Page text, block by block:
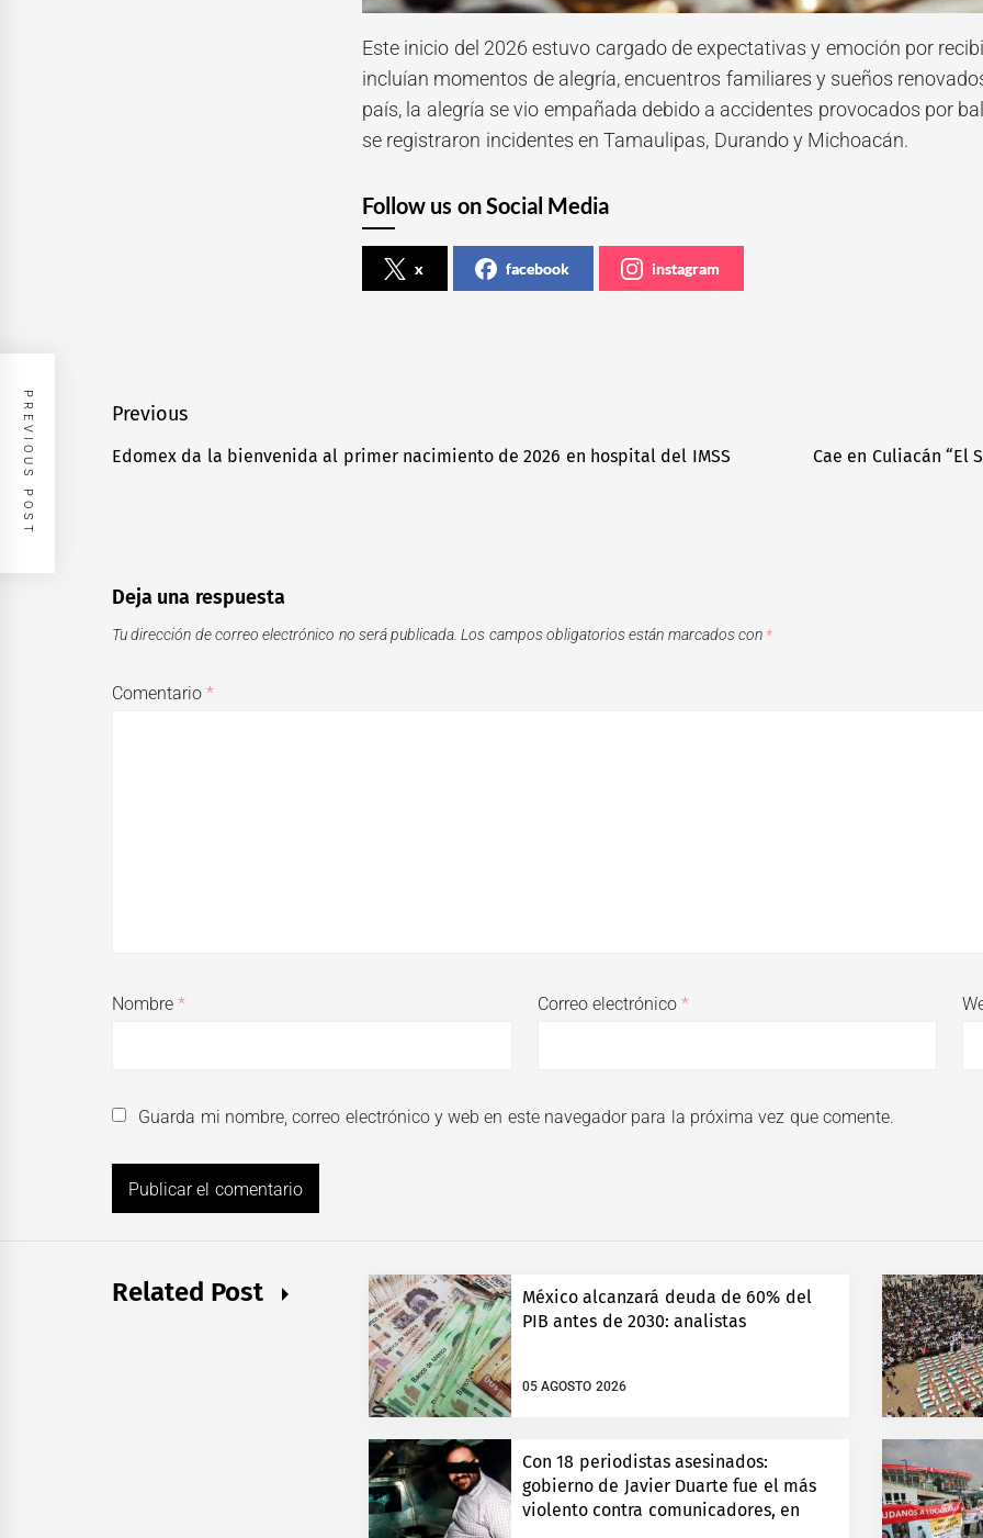
Este inicio del 2026 estuvo cargado de expectativas y emoción por
incluían momentos de alegría, encuentros familiares y sueños
país, la alegría se vio empañada debido a accidentes provocados por
se registraron incidentes en Tamaulipas, Durando y Michoacán.
Follow us on Social Media
x facebook instagram
Navegación
de
Previous
Previous
Edomex da la bienvenida al primer nacimiento de 2026 en hospital del IMSS Cae en Culiacán “El
PREVIOUS POST
Deja una respuesta
Tu dirección de correo electrónico no será publicada. Los campos obligatorios están marcados con *
Comentario*
Nombre* Correo electrónico*
Guarda mi nombre, correo electrónico y web en este navegador para la próxima vez que comente.
Related Post
México alcanzará deuda de 60% del
PIB antes de 2030: analistas
05 AGOSTO 2026
Con 18 periodistas asesinados:
gobierno de Javier Duarte fue el más
violento contra comunicadores, en